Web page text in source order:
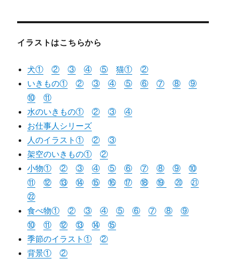
ン
イラストはこちらから
犬① ② ③ ④ ⑤ 猫①
②
いきもの①
② ③ ④ ⑤ ⑥ ⑦ ⑧
⑨
⑩
⑪
水のいきもの①
② ③
④
お仕事人シリーズ
人のイラスト①
②
③
架空のいきもの①
②
小物①
② ③ ④ ⑤ ⑥ ⑦ ⑧ ⑨
⑩
⑪
⑫ ⑬ ⑭ ⑮ ⑯ ⑰ ⑱ ⑲ ⑳
㉑
㉒
食べ物①
② ③ ④ ⑤ ⑥ ⑦ ⑧
⑨
⑩
⑪ ⑫ ⑬ ⑭
⑮
季節のイラスト①
②
背景①
②